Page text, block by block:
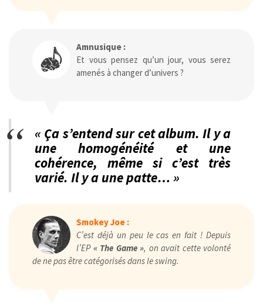
Amnusique :
Et vous pensez qu’un jour, vous serez
amenés à changer d’univers ?
« Ça s’entend sur cet album. Il y a
une homogénéité et une
cohérence, même si c’est très
varié. Il y a une patte… »
Smokey Joe :
C’est déjà un peu le cas en fait ! Depuis
l’EP « The Game », on avait cette volonté
de ne pas être catégorisés dans le swing.